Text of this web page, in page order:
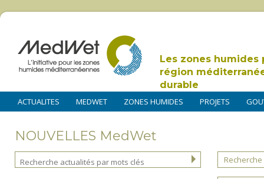
Les zones humides
région
durable
ACTUALITES MEDWET ZONES HUMIDES PROJETS
NOUVELLES MedWet